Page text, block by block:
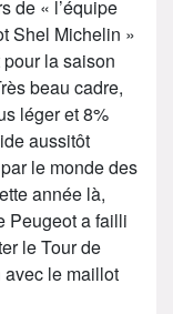
de « l’équipe
Shel Michelin »
la saison
beau cadre,
léger et 8%
aussitôt
le monde des
année là,
Peugeot a failli
le Tour de
le maillot